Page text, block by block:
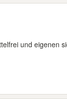
und eigenen